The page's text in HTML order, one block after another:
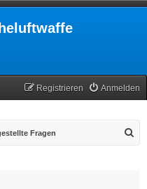
Anmelden
Registrieren
Fragen